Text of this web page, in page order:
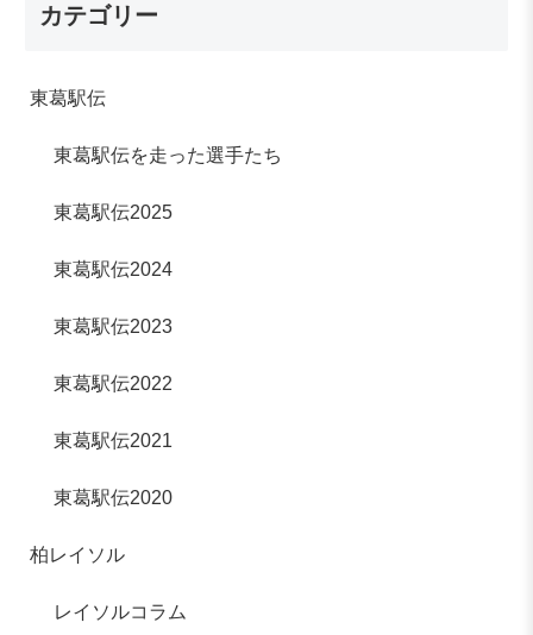
カテゴリー
東葛駅伝
東葛駅伝を走った選手たち
東葛駅伝2025
東葛駅伝2024
東葛駅伝2023
東葛駅伝2022
東葛駅伝2021
東葛駅伝2020
柏レイソル
レイソルコラム